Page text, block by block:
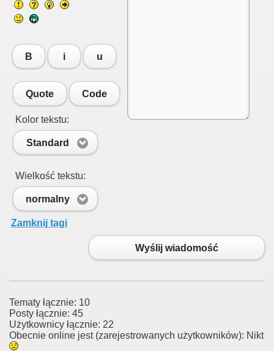
B i u
Quote Code
Kolor tekstu:
Standard
Wielkość tekstu:
normalny
Zamknij tagi
Wyślij wiadomość
Tematy łącznie: 10
Posty łącznie: 45
Użytkownicy łącznie: 22
Obecnie online jest (zarejestrowanych użytkowników): Nikt